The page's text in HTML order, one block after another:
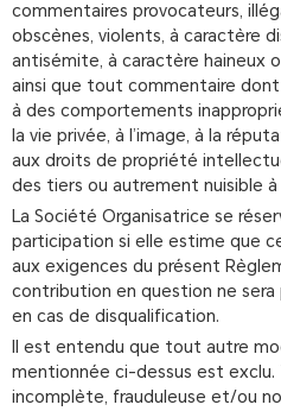
commentaires provocateurs,
obscènes, violents, à caractère
antisémite, à caractère haineux
ainsi que tout commentaire
à des comportements
la vie privée, à l’image, à la
aux droits de propriété
des tiers ou autrement nuisible
La Société Organisatrice se
participation si elle estime que
aux exigences du présent
contribution en question ne sera
en cas de disqualification.
Il est entendu que tout autre
mentionnée ci-dessus est
incomplète, frauduleuse et/ou